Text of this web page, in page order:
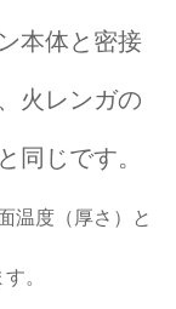
本体と密接
火レンガの
同じです。
温度（厚さ）と
。